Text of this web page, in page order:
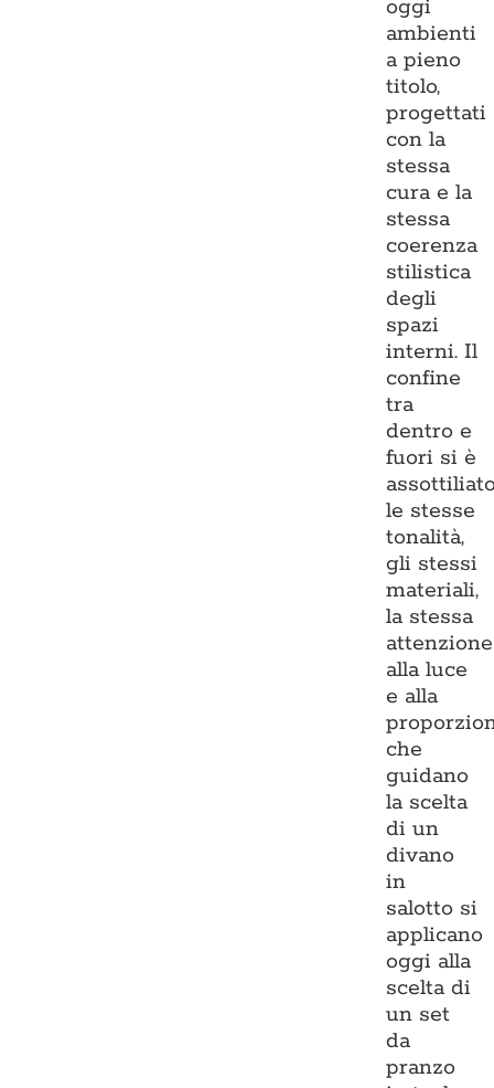
oggi
ambienti
a pieno
titolo,
progettati
con la
stessa
cura e la
stessa
coerenza
stilistica
degli
spazi
interni. Il
confine
tra
dentro e
fuori si è
le stesse
tonalità,
gli stessi
materiali,
la stessa
attenzione
alla luce
e alla
che
guidano
la scelta
di un
divano
in
salotto si
applicano
oggi alla
scelta di
un set
da
pranzo